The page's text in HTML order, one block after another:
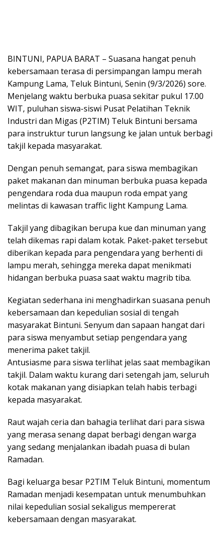
BINTUNI, PAPUA BARAT – Suasana hangat penuh
kebersamaan terasa di persimpangan lampu merah
Kampung Lama, Teluk Bintuni, Senin (9/3/2026) sore.
Menjelang waktu berbuka puasa sekitar pukul 17.00
WIT, puluhan siswa-siswi Pusat Pelatihan Teknik
Industri dan Migas (P2TIM) Teluk Bintuni bersama
para instruktur turun langsung ke jalan untuk berbagi
takjil kepada masyarakat.
Dengan penuh semangat, para siswa membagikan
paket makanan dan minuman berbuka puasa kepada
pengendara roda dua maupun roda empat yang
melintas di kawasan traffic light Kampung Lama.
Takjil yang dibagikan berupa kue dan minuman yang
telah dikemas rapi dalam kotak. Paket-paket tersebut
diberikan kepada para pengendara yang berhenti di
lampu merah, sehingga mereka dapat menikmati
hidangan berbuka puasa saat waktu magrib tiba.
Kegiatan sederhana ini menghadirkan suasana penuh
kebersamaan dan kepedulian sosial di tengah
masyarakat Bintuni. Senyum dan sapaan hangat dari
para siswa menyambut setiap pengendara yang
menerima paket takjil.
Antusiasme para siswa terlihat jelas saat membagikan
takjil. Dalam waktu kurang dari setengah jam, seluruh
kotak makanan yang disiapkan telah habis terbagi
kepada masyarakat.
Raut wajah ceria dan bahagia terlihat dari para siswa
yang merasa senang dapat berbagi dengan warga
yang sedang menjalankan ibadah puasa di bulan
Ramadan.
Bagi keluarga besar P2TIM Teluk Bintuni, momentum
Ramadan menjadi kesempatan untuk menumbuhkan
nilai kepedulian sosial sekaligus mempererat
kebersamaan dengan masyarakat.